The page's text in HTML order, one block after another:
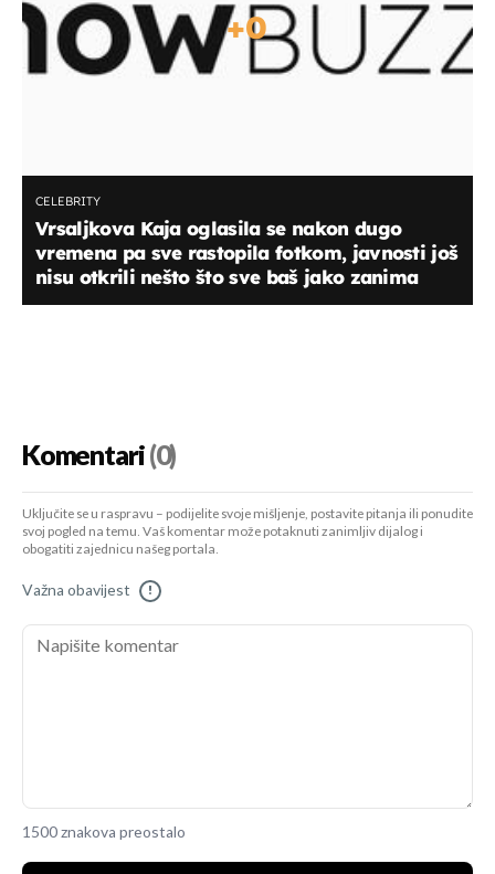
+0
CELEBRITY
Vrsaljkova Kaja oglasila se nakon dugo
vremena pa sve rastopila fotkom, javnosti još
nisu otkrili nešto što sve baš jako zanima
Komentari(0)
Uključite se u raspravu – podijelite svoje mišljenje, postavite pitanja ili ponudite
svoj pogled na temu. Vaš komentar može potaknuti zanimljiv dijalog i
obogatiti zajednicu našeg portala.
Važna obavijest !
1500 znakova preostalo